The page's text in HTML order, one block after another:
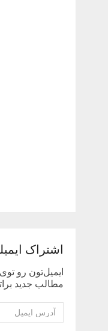
اشتراک
ایمیل‌تون رو توی
مطالب جدید
آدرس
ایمیل